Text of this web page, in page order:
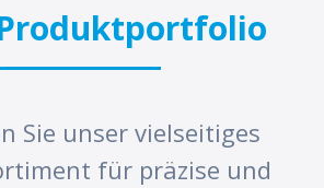
Sie unser vielseitiges
für präzise und